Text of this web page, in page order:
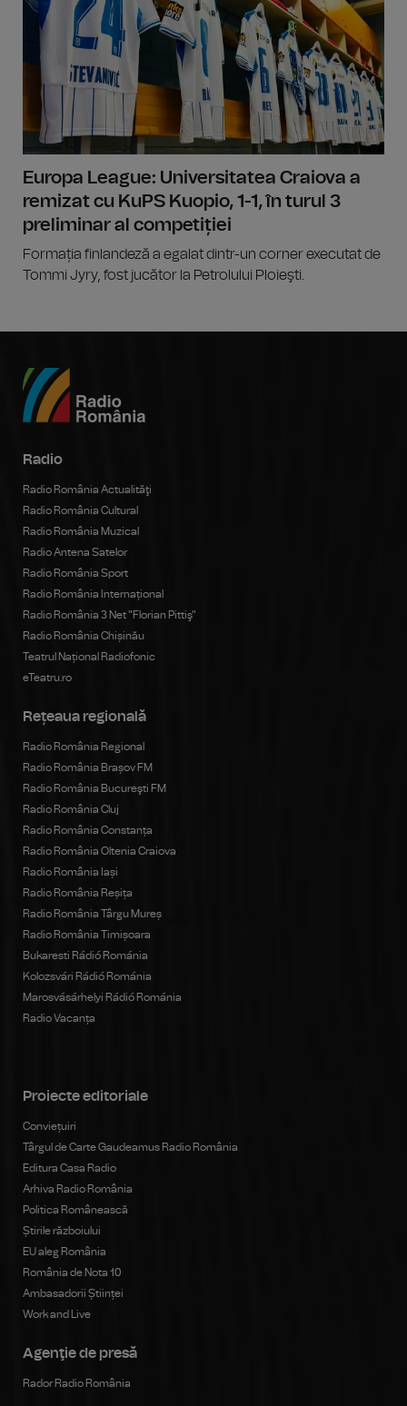
Europa League: Universitatea Craiova a
remizat cu KuPS Kuopio, 1-1, în turul 3
preliminar al competiției
Formația finlandeză a egalat dintr-un corner executat de
Tommi Jyry, fost jucător la Petrolului Ploieşti.
Radio
Radio România Actualităţi
Radio România Cultural
Radio România Muzical
Radio Antena Satelor
Radio România Sport
Radio România Internațional
Radio România 3 Net "Florian Pittiş"
Radio România Chișinău
Teatrul Național Radiofonic
eTeatru.ro
Rețeaua regională
Radio România Regional
Radio România Brașov FM
Radio România Bucureşti FM
Radio România Cluj
Radio România Constanța
Radio România Oltenia Craiova
Radio România Iași
Radio România Reșița
Radio România Târgu Mureș
Radio România Timișoara
Bukaresti Rádió Románia
Kolozsvári Rádió Románia
Marosvásárhelyi Rádió Románia
Radio Vacanța
Proiecte editoriale
Conviețuiri
Târgul de Carte Gaudeamus Radio România
Editura Casa Radio
Arhiva Radio România
Politica Românească
Știrile războiului
EU aleg România
România de Nota 10
Ambasadorii Științei
Work and Live
Agenţie de presă
Rador Radio România